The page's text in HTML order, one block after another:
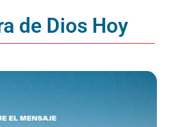
de Dios Hoy